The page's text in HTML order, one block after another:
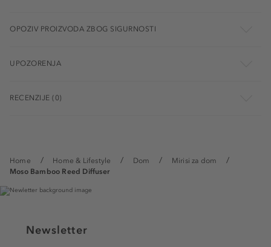
Home Home & Lifestyle Dom
Mirisi za dom
Moso Bamboo Reed Diffuser
OPOZIV PROIZVODA ZBOG SIGURNOSTI
UPOZORENJA
RECENZIJE (0)
Newsletter